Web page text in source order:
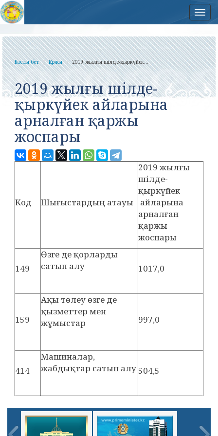
Басты бет Қаржы 2019 жылғы шілде-қыркүйек...
2019 жылғы шілде-
қыркүйек айларына
арналған қаржы
жоспары
Код Шығыстардың атауы
2019 жылғы
шілде-
қыркүйек
айларына
арналған
қаржы
жоспары
149
Өзге де қорларды
сатып алу
1017,0
159
Ақы төлеу өзге де
қызметтер мен
жұмыстар
997,0
414
Машиналар,
жабдықтар сатып алу504,5